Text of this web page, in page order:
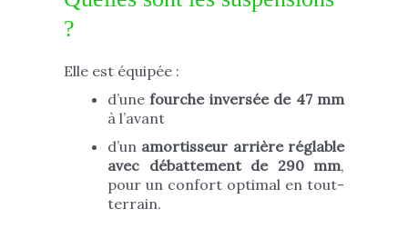
?
Elle est équipée :
d’unefourche inversée de 47 mm
à l’avant
d’un amortisseur arrière réglable
avec débattement de 290 mm,
pour un confort optimal en tout-
terrain.